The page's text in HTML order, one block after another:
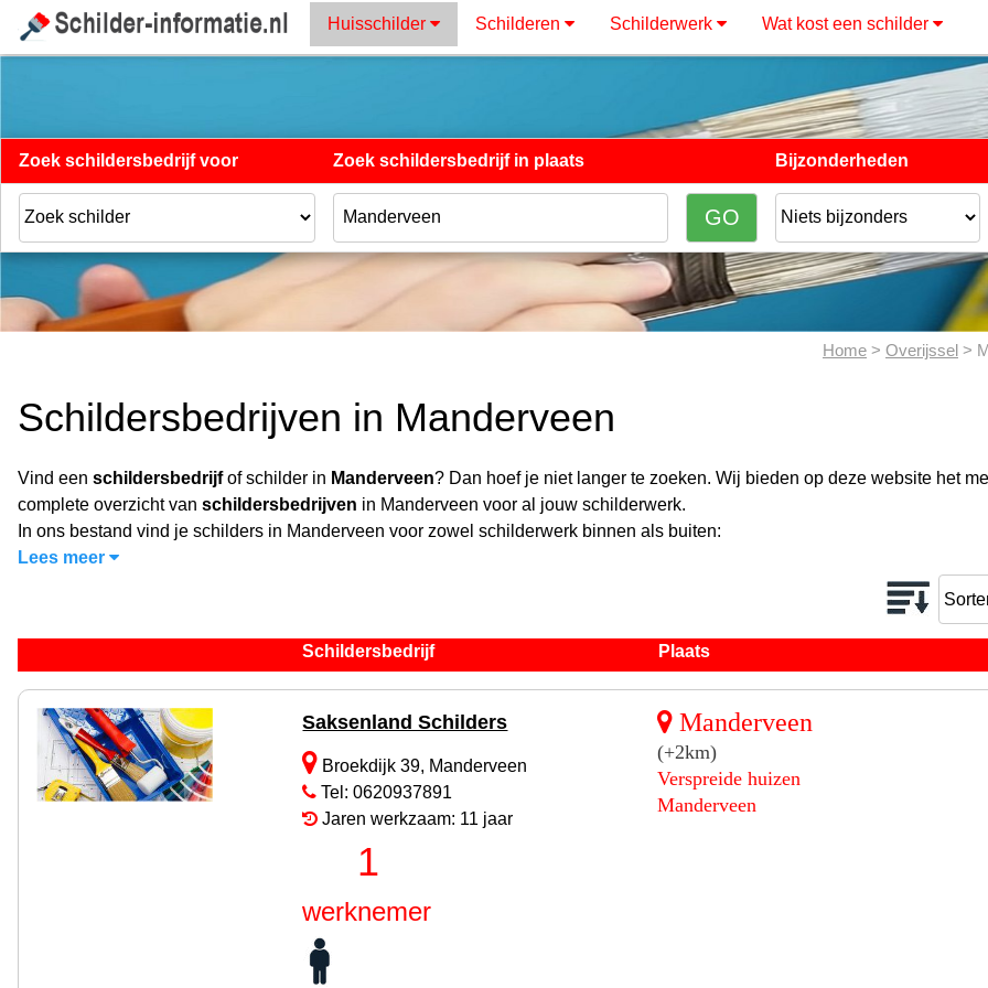
Huisschilder Schilderen Schilderwerk Wat kost een schilder
Zoek schildersbedrijf voor Zoek schildersbedrijf in plaats Bijzonderheden
Home > Overijssel >
Schildersbedrijven in Manderveen
Vind een schildersbedrijfof schilder in Manderveen? Dan hoef je niet langer te zoeken. Wij bieden op deze website het
complete overzicht van schildersbedrijven in Manderveen voor al jouw schilderwerk.
In ons bestand vind je schilders in Manderveen voor zowel schilderwerk binnen als buiten:
Lees meer
Schildersbedrijf Plaats
Saksenland Schilders
Broekdijk 39, Manderveen
Tel: 0620937891
Jaren werkzaam: 11 jaar
1
werknemer
Manderveen
(+2km)
Verspreide huizen
Manderveen